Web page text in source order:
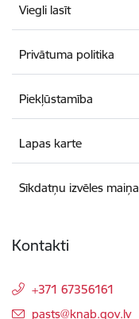
Viegli lasīt
Privātuma politika
Piekļūstamība
Lapas karte
Sīkdatņu izvēles maiņa
Kontakti
+371 67356161
E-pasts:
pasts@knab.gov.lv